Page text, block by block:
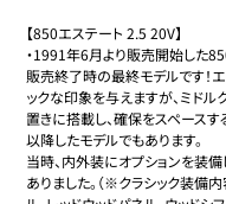
【850エステート 2.5 20V】
・1991年6月より販売開始した
販売終了時の最終モデルです！
ックな印象を与えますが、ミド
置きに搭載し、確保をスペース
以降したモデルでもあります。
当時、内外装にオプションを装
ありました。（※クラシック装備